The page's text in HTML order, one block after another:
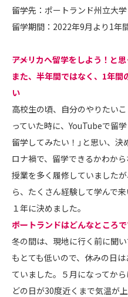
留学先：ポートランド州立大学
留学期間：2022年9月より1年
――アメリカへ留学をしよう！と
また、半年間ではなく、1年間
い
高校生の頃、自分のやりたい
っていた時に、YouTubeで留
留学してみたい！」と思い、
ロナ禍で、留学できるかわか
授業を多く履修していました
ら、たくさん経験して学んで来
１年に決めました。
――ポートランドはどんなところ
冬の間は、現地に行く前に聞
もとても低いので、休みの日
ていました。５月になってか
どの日が30度近くまで気温が